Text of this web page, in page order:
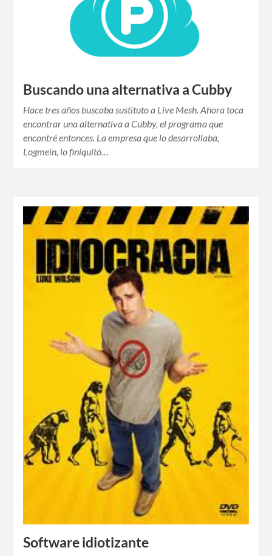
Buscando una alternativa a Cubby
Hace tres años buscaba sustituto a Live Mesh. Ahora toca
encontrar una alternativa a Cubby, el programa que
encontré entonces. La empresa que lo desarrollaba,
Logmein, lo finiquitó…
Software idiotizante